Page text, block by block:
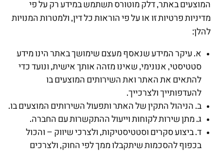
המוצעים באתר, דלק מוטורס תשתמש במידע רק על פי
מדיניות פרטיות זו או על פי הוראות כל דין, ולמטרות המנויות
להלן:
א. עיקר המידע שנאסף מעצם שימושך באתר הינו מידע
סטטיסטי, אנונימי, שאינו מזהה אותך אישית, ונועד כדי
להתאים את האתר ואת השירותים המוצעים בו
להעדפותייך ולצרכייך.
ב. הניהול התקין של האתר ותפעול השירותים המוצעים בו.
ג. מתן שירות לקוחות וייעול ההתקשרות עם החברה.
ד. ביצוע סקרים וסטטיסטיקות, ולצרכי שיווק – והכול
בכפוף להסכמות שיתקבלו ממך לפי החוק, ולצרכים